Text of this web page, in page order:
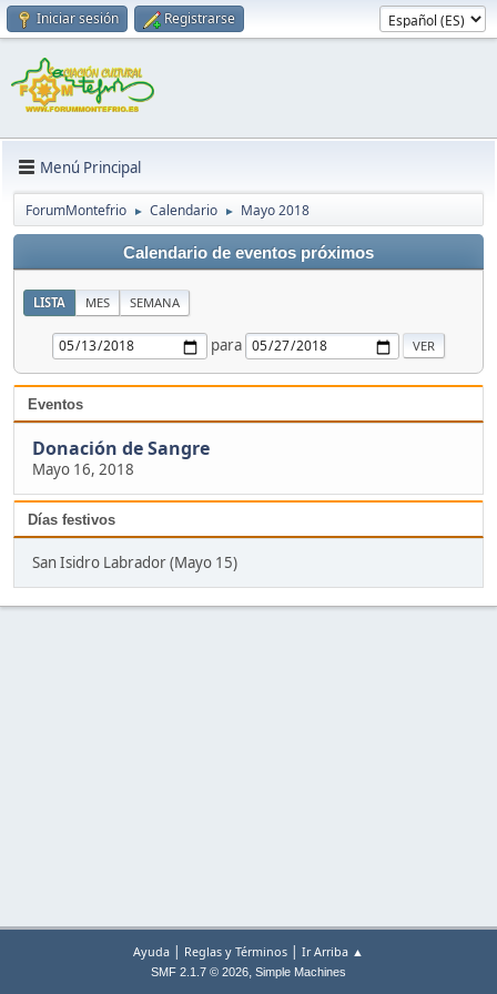
Iniciar sesión Registrarse
Menú Principal
ForumMontefrio ► Calendario ► Mayo 2018
Calendario de eventos próximos
LISTA MES SEMANA
para
Eventos
Donación de Sangre
Mayo 16, 2018
Días festivos
San Isidro Labrador (Mayo 15)
Ayuda | Reglas y Términos | Ir Arriba ▲
SMF 2.1.7 © 2026, Simple Machines